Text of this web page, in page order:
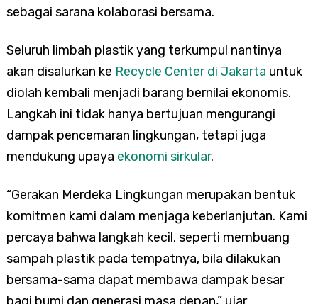
sebagai sarana kolaborasi bersama.
Seluruh limbah plastik yang terkumpul nantinya
akan disalurkan ke Recycle Center di Jakarta untuk
diolah kembali menjadi barang bernilai ekonomis.
Langkah ini tidak hanya bertujuan mengurangi
dampak pencemaran lingkungan, tetapi juga
mendukung upaya ekonomi sirkular.
“Gerakan Merdeka Lingkungan merupakan bentuk
komitmen kami dalam menjaga keberlanjutan. Kami
percaya bahwa langkah kecil, seperti membuang
sampah plastik pada tempatnya, bila dilakukan
bersama-sama dapat membawa dampak besar